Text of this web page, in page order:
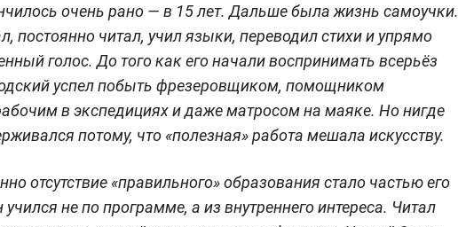
очень рано — в 15 лет. Дальше была жизнь самоучки.
постоянно читал, учил языки, переводил стихи и упрямо
голос. До того как его начали воспринимать всерьёз
успел побыть фрезеровщиком, помощником
в экспедициях и даже матросом на маяке. Но нигде
потому, что «полезная» работа мешала искусству.
отсутствие «правильного» образования стало частью его
учился не по программе, а из внутреннего интереса. Читал